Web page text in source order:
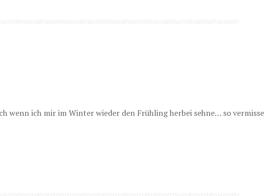
wenn ich mir im Winter wieder den Frühling herbei sehne… so vermisse